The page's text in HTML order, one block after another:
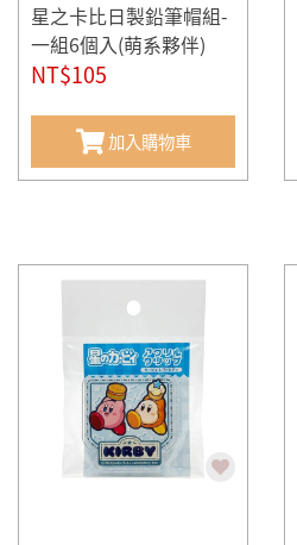
星之卡比日製鉛筆帽組-
一組6個入(萌系夥伴)
NT$105
加入購物車